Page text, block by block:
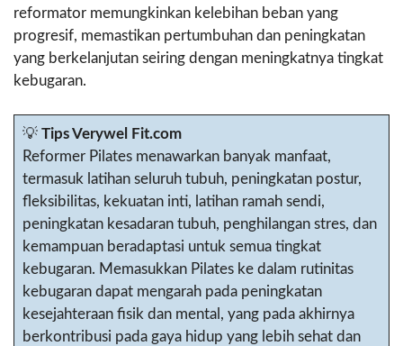
reformator memungkinkan kelebihan beban yang
progresif, memastikan pertumbuhan dan peningkatan
yang berkelanjutan seiring dengan meningkatnya tingkat
kebugaran.
💡 Tips Verywel Fit.com
Reformer Pilates menawarkan banyak manfaat,
termasuk latihan seluruh tubuh, peningkatan postur,
fleksibilitas, kekuatan inti, latihan ramah sendi,
peningkatan kesadaran tubuh, penghilangan stres, dan
kemampuan beradaptasi untuk semua tingkat
kebugaran. Memasukkan Pilates ke dalam rutinitas
kebugaran dapat mengarah pada peningkatan
kesejahteraan fisik dan mental, yang pada akhirnya
berkontribusi pada gaya hidup yang lebih sehat dan